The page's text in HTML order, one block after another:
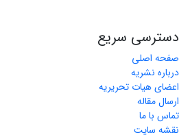
دسترسی سریع
صفحه اصلی
درباره نشریه
اعضای هیات تحریریه
ارسال مقاله
تماس با ما
نقشه سایت